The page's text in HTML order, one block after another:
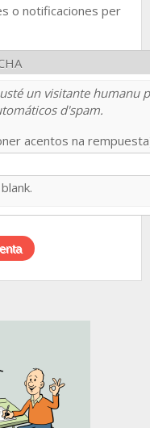
o notificaciones per
un visitante humanu
d'spam.
acentos na